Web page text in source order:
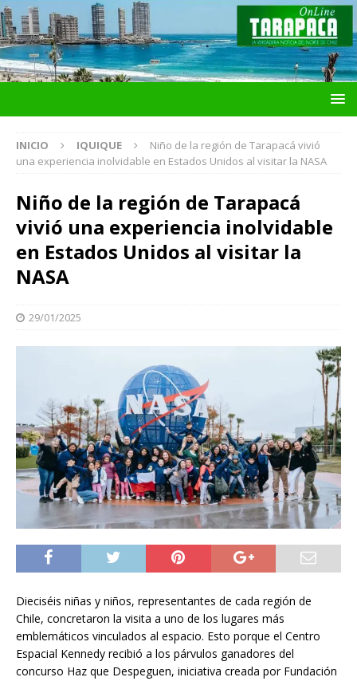
INICIO IQUIQUE
Niño de la región de Tarapacá vivió
una experiencia inolvidable en Estados Unidos al visitar la NASA
Niño de la región de Tarapacá
vivió una experiencia inolvidable
en Estados Unidos al visitar la
NASA
29/01/2025
Dieciséis niñas y niños, representantes de cada región de
Chile, concretaron la visita a uno de los lugares más
emblemáticos vinculados al espacio. Esto porque el Centro
Espacial Kennedy recibió a los párvulos ganadores del
concurso Haz que Despeguen, iniciativa creada por Fundación